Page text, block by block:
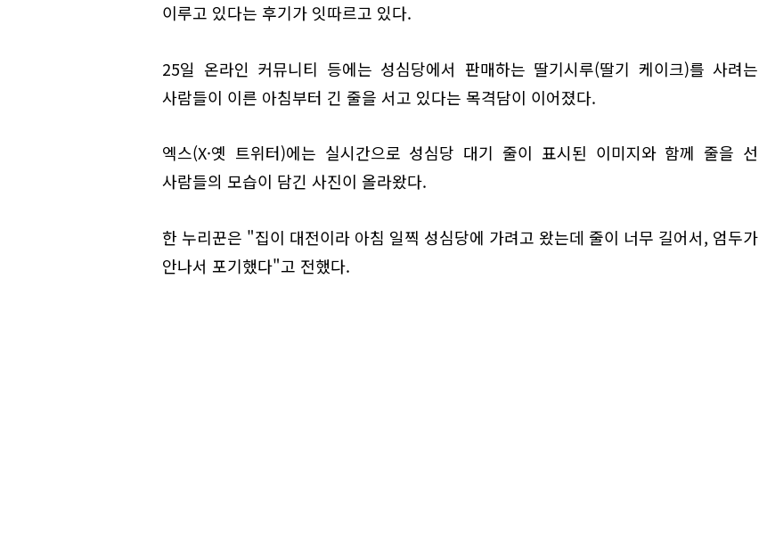
이루고 있다는 후기가 잇따르고 있다.
25일 온라인 커뮤니티 등에는 성심당에서 판매하는 딸기시루(딸기 케이크)를 사려는
사람들이 이른 아침부터 긴 줄을 서고 있다는 목격담이 이어졌다.
엑스(X·옛 트위터)에는 실시간으로 성심당 대기 줄이 표시된 이미지와 함께 줄을 선
사람들의 모습이 담긴 사진이 올라왔다.
한 누리꾼은 "집이 대전이라 아침 일찍 성심당에 가려고 왔는데 줄이 너무 길어서, 엄두가
안나서 포기했다"고 전했다.